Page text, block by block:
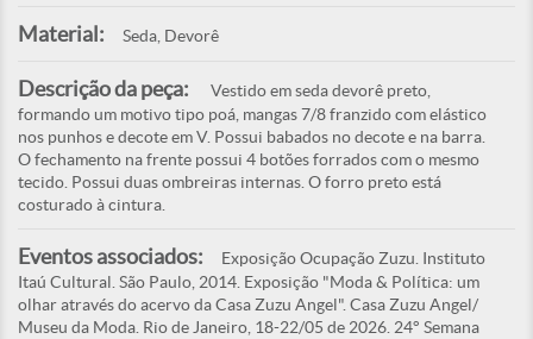
Material: Seda, Devorê
Descrição da peça:
Vestido em seda devorê preto,
formando um motivo tipo poá, mangas 7/8 franzido com elástico
nos punhos e decote em V. Possui babados no decote e na barra.
O fechamento na frente possui 4 botões forrados com o mesmo
tecido. Possui duas ombreiras internas. O forro preto está
costurado à cintura.
Eventos associados:
Exposição Ocupação Zuzu. Instituto
Itaú Cultural. São Paulo, 2014. Exposição "Moda & Política: um
olhar através do acervo da Casa Zuzu Angel". Casa Zuzu Angel/
Museu da Moda. Rio de Janeiro, 18-22/05 de 2026. 24° Semana